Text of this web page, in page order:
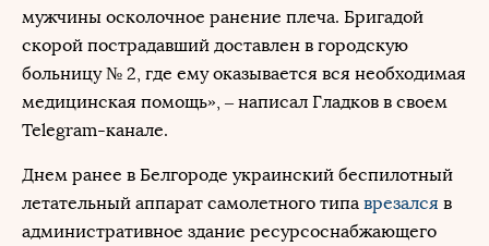
мужчины осколочное ранение плеча. Бригадой
скорой пострадавший доставлен в городскую
больницу № 2, где ему оказывается вся необходимая
медицинская помощь», – написал Гладков в своем
Telegram-канале.
Днем ранее в Белгороде украинский беспилотный
летательный аппарат самолетного типа врезался в
административное здание ресурсоснабжающего